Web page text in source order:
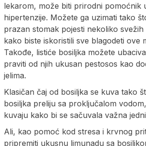
lekarom, može biti prirodni pomoćnik
hipertenzije. Možete ga uzimati tako
prazan stomak pojesti nekoliko svežih
kako biste iskoristili sve blagodeti ove
Takođe, listiće bosiljka možete
praviti od njih ukusan pestosos kao
jelima.
Klasičan čaj od bosiljka se kuva tako
bosiljka preliju sa proključalom
kuvaju kako bi se sačuvala važna
Ali, kao pomoć kod stresa i krvnog
pripremiti ukusnu limunadu sa